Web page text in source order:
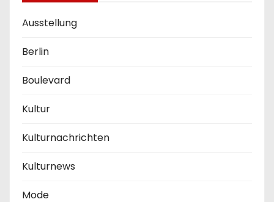
Ausstellung
Berlin
Boulevard
Kultur
Kulturnachrichten
Kulturnews
Mode